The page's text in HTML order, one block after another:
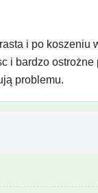
i po
i bardzo
problemu.